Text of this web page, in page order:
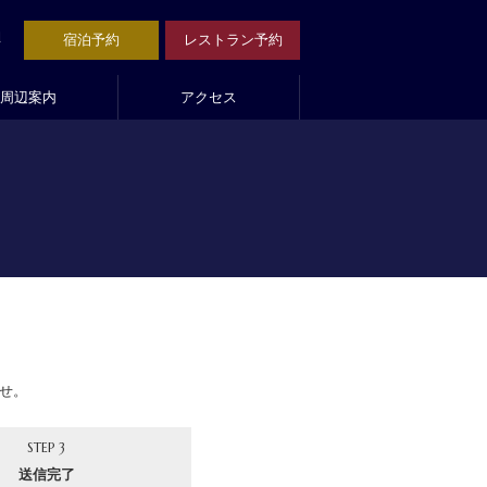
周辺案内 アクセス
宿泊予約 レストラン予約
。
STEP 3
送信完了